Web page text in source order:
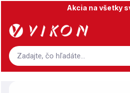
obsah
Akcia na všetky